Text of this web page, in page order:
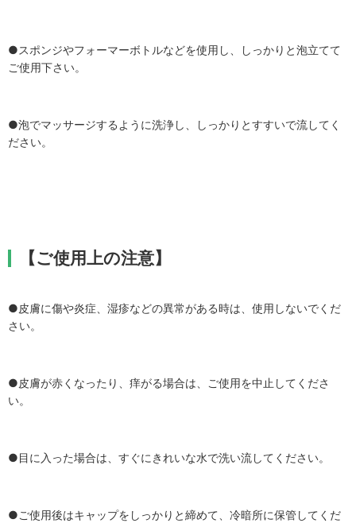
●スポンジやフォーマーボトルなどを使用し、しっかりと泡立てて
ご使用下さい。
●泡でマッサージするように洗浄し、しっかりとすすいで流してく
ださい。
【ご使用上の注意】
●皮膚に傷や炎症、湿疹などの異常がある時は、使用しないでくだ
さい。
●皮膚が赤くなったり、痒がる場合は、ご使用を中止してくださ
い。
●目に入った場合は、すぐにきれいな水で洗い流してください。
●ご使用後はキャップをしっかりと締めて、冷暗所に保管してくだ